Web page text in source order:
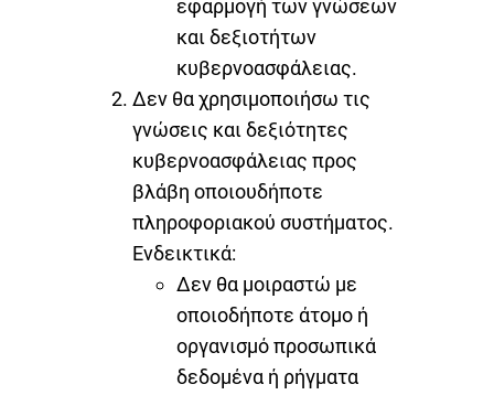
εφαρμογή των γνώσεων
και δεξιοτήτων
κυβερνοασφάλειας.
Δεν θα χρησιμοποιήσω τις
γνώσεις και δεξιότητες
κυβερνοασφάλειας προς
βλάβη οποιουδήποτε
πληροφοριακού συστήματος.
Ενδεικτικά:
Δεν θα μοιραστώ με
οποιοδήποτε άτομο ή
οργανισμό προσωπικά
δεδομένα ή ρήγματα